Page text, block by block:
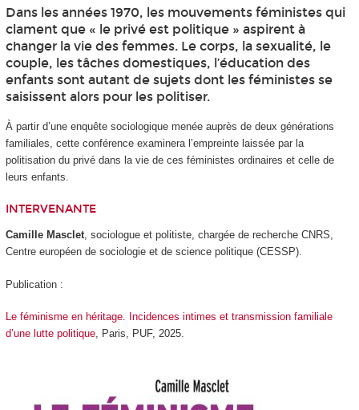
Dans les années 1970, les mouvements féministes qui
clament que « le privé est politique » aspirent à
changer la vie des femmes. Le corps, la sexualité, le
couple, les tâches domestiques, l’éducation des
enfants sont autant de sujets dont les féministes se
saisissent alors pour les politiser.
À partir d’une enquête sociologique menée auprès de deux générations
familiales, cette conférence examinera l’empreinte laissée par la
politisation du privé dans la vie de ces féministes ordinaires et celle de
leurs enfants.
INTERVENANTE
Camille Masclet, sociologue et politiste, chargée de recherche CNRS,
Centre européen de sociologie et de science politique (CESSP).
Publication :
Le féminisme en héritage. Incidences intimes et transmission familiale
d’une lutte politique, Paris, PUF, 2025.